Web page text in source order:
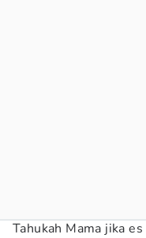
Tahukah Mama jika